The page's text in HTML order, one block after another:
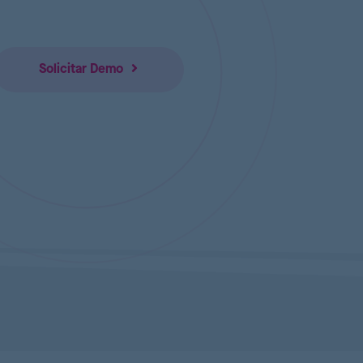
Solicitar Demo